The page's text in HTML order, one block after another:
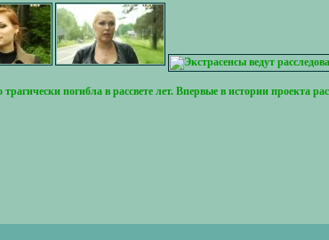
погибла в рассвете лет. Впервые в истории проекта